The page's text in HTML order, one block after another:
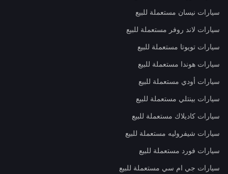
سيارات نيسان مستعملة للبيع
سيارات لاند روفر مستعملة للبيع
سيارات تويوتا مستعملة للبيع
سيارات هوندا مستعملة للبيع
سيارات أودي مستعملة للبيع
سيارات بينتلي مستعملة للبيع
سيارات كاديلاك مستعملة للبيع
سيارات شيفروليه مستعملة للبيع
سيارات فورد مستعملة للبيع
سيارات جي ام سي مستعملة للبيع